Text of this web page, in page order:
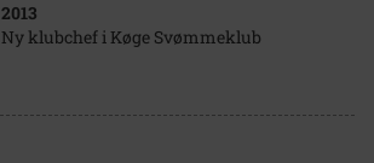
2013
Ny klubchef i Køge Svømmeklub